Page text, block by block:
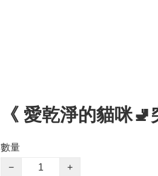
《 愛乾淨的貓咪🚽
數量
−
+